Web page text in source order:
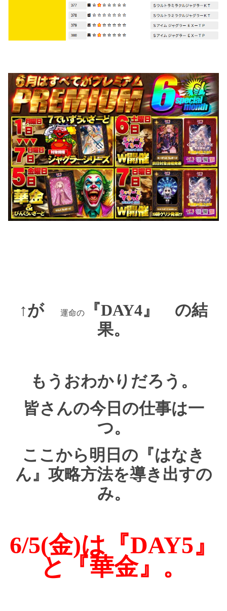
↑が 運命の
『DAY4』 の結
果。
もうおわかりだろう。
皆さんの今日の仕事は一
つ。
ここから明日の『はなき
ん』攻略方法を導き出すの
み。
6/5(金)は『DAY5』
と『華金』。